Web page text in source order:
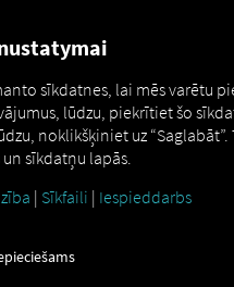
sīkdatnes, lai mēs varētu
lūdzu, piekrītiet šo
noklikšķiniet uz
un sīkdatņu lapās.
| Sīkfaili | Iespieddarbs